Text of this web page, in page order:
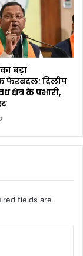
बड़ा
फेरबदल: दिलीप
के प्रभारी,
fields are